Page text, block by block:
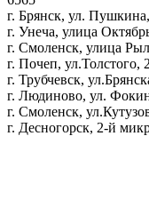
г. Брянск, ул.
г. Унеча, улица
г. Смоленск, улица
г. Почеп, ул.Толстого,
г. Трубчевск,
г. Людиново, ул.
г. Смоленск,
г. Десногорск, 2-й